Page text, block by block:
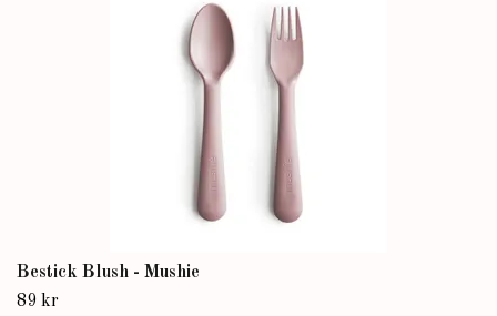
Bestick Blush - Mushie
89 kr